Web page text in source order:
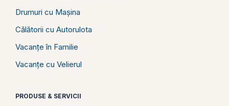
Drumuri cu Mașina
Călătorii cu Autorulota
Vacanțe în Familie
Vacanțe cu Velierul
PRODUSE & SERVICII